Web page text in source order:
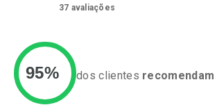
37 avaliações
95% dos clientes recomendam